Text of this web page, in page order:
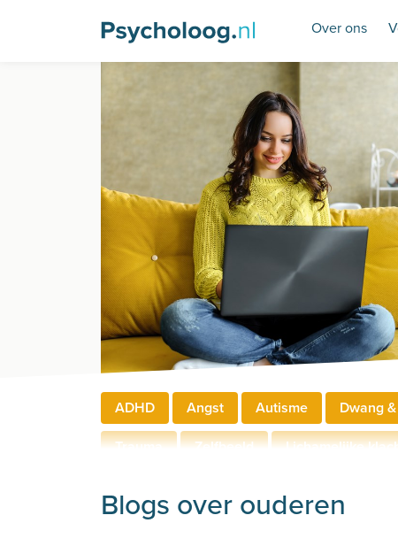
Over ons
ADHD Angst Autisme Dwang
Trauma
Zelfbeeld Lichamelijke
Blogs over ouderen